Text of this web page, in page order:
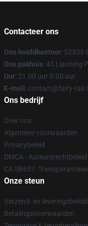
Contacteer ons
Ons hoofdkantoor: 52335
Ons pakhuis: 43 Liaoning
Uur: 21.00 uur 5.00 uur
E-mail : contact@fairy-
Ons bedrijf
Over ons
Algemene voorwaarden
Privacybeleid
DMCA - Auteursrechtbeleid
CA SB657:
Onze steun
Verzend- en leveringsbeleid
Betalingsvoorwaarden